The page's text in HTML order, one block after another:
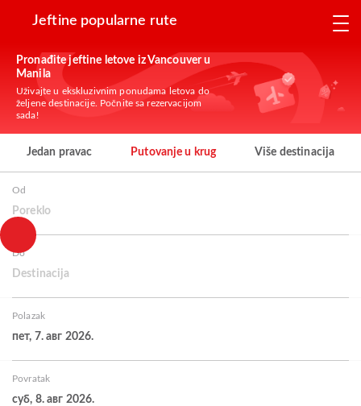
Jeftine popularne rute
Pronađite jeftine letove iz Vancouver u
Manila
Uživajte u ekskluzivnim ponudama letova do
željene destinacije. Počnite sa rezervacijom
sada!
Jedan pravac Putovanje u krug Više destinacija
Od
Poreklo
Do
Destinacija
Polazak
пет, 7. авг 2026.
Povratak
суб, 8. авг 2026.